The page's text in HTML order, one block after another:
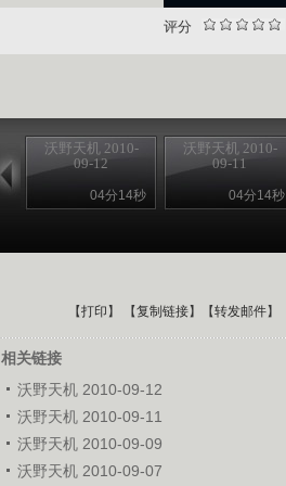
评分
沃野天机 2010-
09-12
04分14秒
沃野天机 2010-
09-11
04分14秒
【打印 】 【复制链接】【转发邮件】
相关链接
沃野天机 2010-09-12
沃野天机 2010-09-11
沃野天机 2010-09-09
沃野天机 2010-09-07